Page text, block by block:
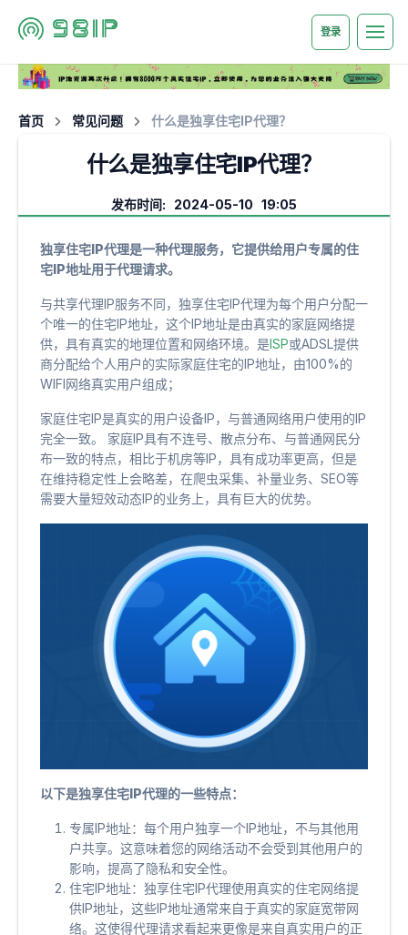
登录
首页 常见问题 什么是独享住宅IP代理？
什么是独享住宅IP代理？
发布时间: 2024-05-10 19:05
独享住宅IP代理是一种代理服务，它提供给用户专属的住
宅IP地址用于代理请求。
与共享代理IP服务不同，独享住宅IP代理为每个用户分配一
个唯一的住宅IP地址，这个IP地址是由真实的家庭网络提
供，具有真实的地理位置和网络环境。是ISP或ADSL提供
商分配给个人用户的实际家庭住宅的IP地址，由100%的
WIFI网络真实用户组成；
家庭住宅IP是真实的用户设备IP，与普通网络用户使用的IP
完全一致。 家庭IP具有不连号、散点分布、与普通网民分
布一致的特点，相比于机房等IP，具有成功率更高，但是
在维持稳定性上会略差，在爬虫采集、补量业务、SEO等
需要大量短效动态IP的业务上，具有巨大的优势。
以下是独享住宅IP代理的一些特点：
专属IP地址：每个用户独享一个IP地址，不与其他用
户共享。这意味着您的网络活动不会受到其他用户的
影响，提高了隐私和安全性。
住宅IP地址：独享住宅IP代理使用真实的住宅网络提
供IP地址，这些IP地址通常来自于真实的家庭宽带网
络。这使得代理请求看起来更像是来自真实用户的正